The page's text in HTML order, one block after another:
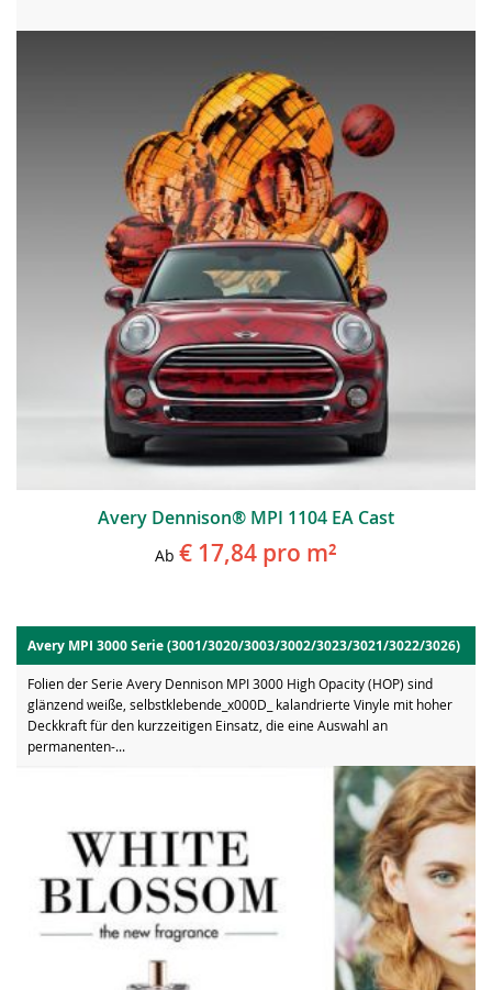
Avery Dennison® MPI 1104 EA Cast
Ab € 17,84 pro m²
Avery MPI 3000 Serie (3001/3020/3003/3002/3023/3021/3022/3026)
Folien der Serie Avery Dennison MPI 3000 High Opacity (HOP) sind
glänzend weiße, selbstklebende_x000D_ kalandrierte Vinyle mit hoher
Deckkraft für den kurzzeitigen Einsatz, die eine Auswahl an
permanenten-...